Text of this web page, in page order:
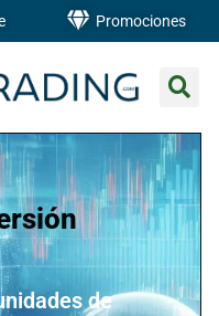
Promociones
de